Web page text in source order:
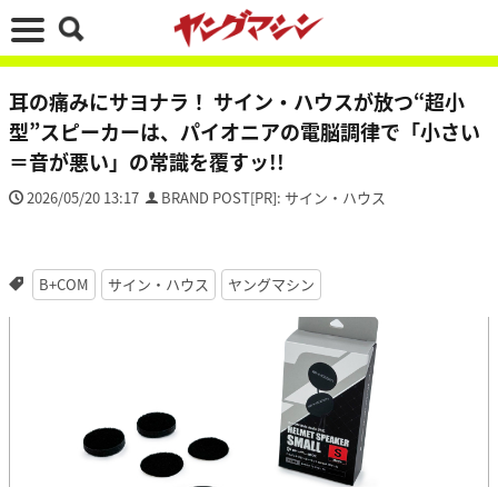
耳の痛みにサヨナラ！ サイン・ハウスが放つ“超小
型”スピーカーは、パイオニアの電脳調律で「小さい
＝音が悪い」の常識を覆すッ!!
2026/05/20 13:17 BRAND POST[PR]: サイン・ハウス
B+COM サイン・ハウス ヤングマシン